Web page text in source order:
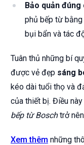
Bảo quản đúng
phủ bếp từ
bụi bẩn và tác
Tuân thủ những bí
được vẻ đẹp sáng
kéo dài tuổi thọ và
của thiết bị. Điều
bếp từ Boschtrở nên
Xem thêm những